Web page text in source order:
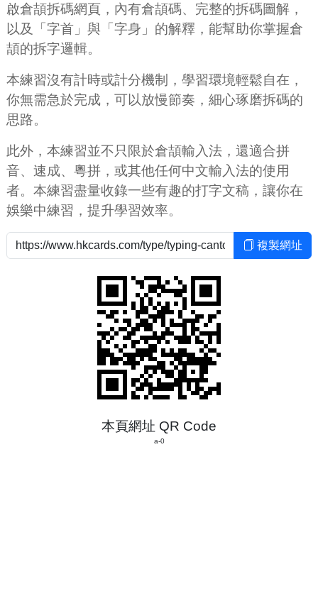
啟倉頡拆碼網頁，內有倉頡碼、完整的拆碼圖解，
以及「字首」與「字身」的解釋，能幫助你掌握倉
頡的拆字邏輯。
本練習沒有計時或計分機制，學習環境輕鬆自在，
你無需急於完成，可以放慢節奏，細心琢磨拆碼的
思路。
此外，本練習並不只限於倉頡輸入法，還適合拼
音、速成、粵拼，或其他任何中文輸入法的使用
者。本練習盡量收錄一些有趣的打字文稿，讓你在
娛樂中練習，提升學習效率。
複製網址
本頁網址 QR Code
a-0